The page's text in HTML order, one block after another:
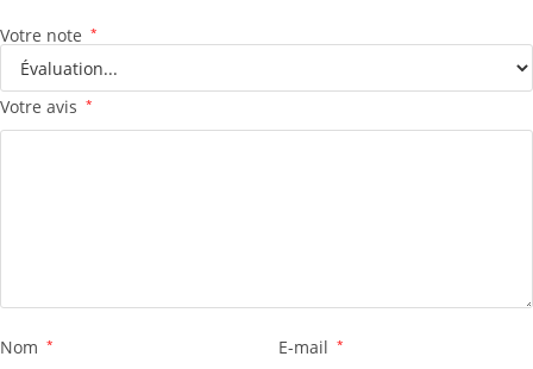
Votre note *
Votre avis *
Nom * E-mail *